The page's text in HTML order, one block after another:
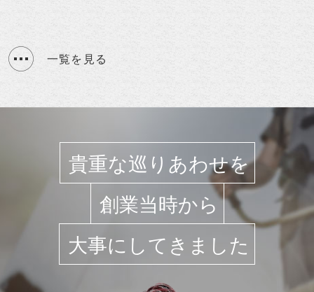
一覧を見る
貴重な巡りあわせを
創業当時から
大事にしてきました